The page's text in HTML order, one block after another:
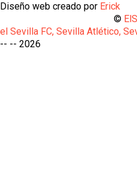
Diseño web creado por Erick
©
el Sevilla FC, Sevilla Atlético,
-- -- 2026